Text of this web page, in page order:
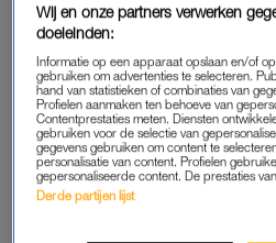
Krijg onbeperkt
artikelen
Lees
Geniet van te gekke
lekkere puzzels
Maandelijks
Wij en onze partners verwerken
doeleinden:
Informatie op een apparaat opslaan en/of
gebruiken om advertenties te selecteren.
hand van statistieken of combinaties van
Profielen aanmaken ten behoeve van
Contentprestaties meten. Diensten
gebruiken voor de selectie van
gegevens gebruiken om content te
personalisatie van content. Profielen
gepersonaliseerde content. De prestaties
Derde partijen lijst